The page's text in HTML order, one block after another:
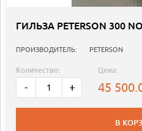
ГИЛЬЗА PETERSON 300
ПРОИЗВОДИТЕЛЬ: PETERSON
Количество:
- +
Цена:
45
В